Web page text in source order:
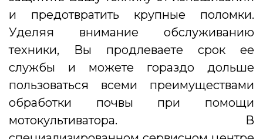
и предотвратить крупные поломки.
Уделяя внимание обслуживанию
техники, Вы продлеваете срок ее
службы и можете гораздо дольше
пользоваться всеми преимуществами
обработки почвы при помощи
мотокультиватора. В